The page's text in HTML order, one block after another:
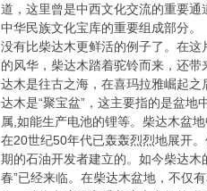
道，这里曾是中西文化交流的重要
中华民族文化宝库的重要组成部分。
没有比柴达木更鲜活的例子了。在
的风华，柴达木踏着驼铃而来，还
达木是往古之海，在喜玛拉雅崛起
达木是“聚宝盆”，这主要指的是盆
属,如能生产电池的锂等。柴达木盆
在20世纪50年代已轰轰烈烈地展开
期的石油开发者建立的。如今柴达
春”已经来临。在柴达木盆地，不仅